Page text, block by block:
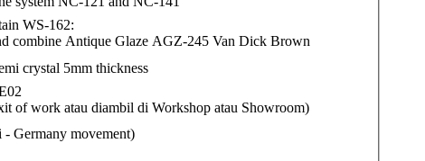
WS-162:
combine Antique Glaze AGZ-245 Van Dick Brown
crystal 5mm thickness
of work atau diambil di Workshop atau Showroom)
- Germany movement)